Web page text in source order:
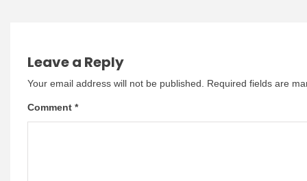
Leave a Reply
Your email address will not be published. Required fields are
Comment *